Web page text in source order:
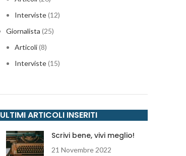
Interviste(12)
Giornalista (25)
Articoli(8)
Interviste(15)
ULTIMI ARTICOLI INSERITI
Scrivi bene, vivi meglio!
21 Novembre 2022